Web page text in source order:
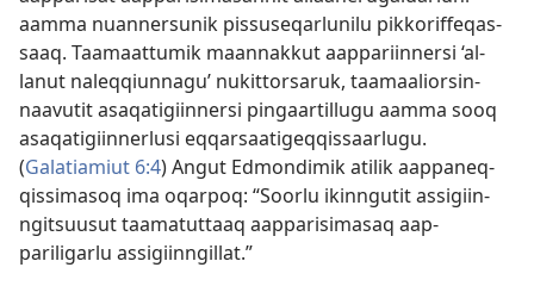
aam­ma nuan­nersunik pis­suseqarlunilu pik­korif­feqas­
saaq. Taamaat­tumik maan­nak­kut aap­pariin­nersi ‘al­
lanut naleq­qiun­nagu’ nukit­torsaruk, taamaaliorsin­
naavutit asaqatigiin­nersi pingaar­til­lugu aam­ma sooq
asaqatigiin­nerlusi eq­qarsaatigeq­qis­saarlugu.
(Galatiamiut 6:4) Angut Edmondimik atilik aap­paneq­
qis­simasoq ima oqar­poq: “Soorlu ikin­ngutit as­sigiin­
ngitsuusut taamatut­taaq aap­parisimasaq aap­
pariligarlu as­sigiin­ngil­lat.”